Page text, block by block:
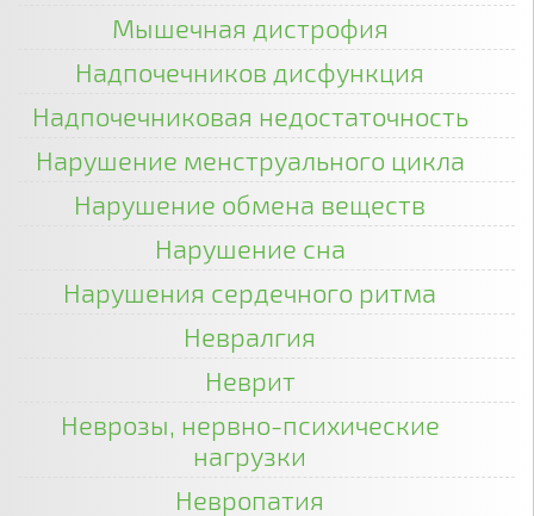
Мышечная дистрофия
Надпочечников дисфункция
Надпочечниковая недостаточность
Нарушение менструального цикла
Нарушение обмена веществ
Нарушение сна
Нарушения сердечного ритма
Невралгия
Неврит
Неврозы, нервно-психические
нагрузки
Невропатия